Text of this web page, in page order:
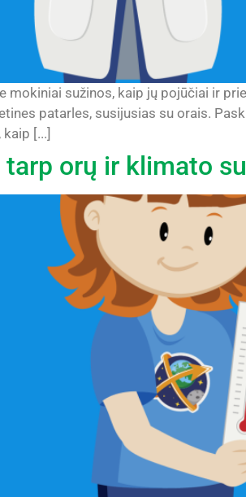
mokiniai sužinos, kaip jų pojūčiai ir
patarles, susijusias su orais.
[...]
orų ir klimato